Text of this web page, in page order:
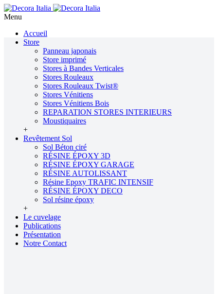
Menu
Accueil
Store
Panneau japonais
Store imprimé
Stores à Bandes Verticales
Stores Rouleaux
Stores Rouleaux Twist®
Stores Vénitiens
Stores Vénitiens Bois
REPARATION STORES INTERIEURS
Moustiquaires
+
Revêtement Sol
Sol Béton ciré
RÉSINE ÉPOXY 3D
RÉSINE ÉPOXY GARAGE
RÉSINE AUTOLISSANT
Résine Epoxy TRAFIC INTENSIF
RÉSINE ÉPOXY DECO
Sol résine époxy
+
Le cuvelage
Publications
Présentation
Notre Contact